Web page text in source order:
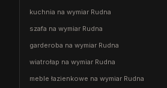
kuchnia na wymiar Rudna
szafa na wymiar Rudna
garderoba na wymiar Rudna
wiatrołap na wymiar Rudna
meble łazienkowe na wymiar Rudna